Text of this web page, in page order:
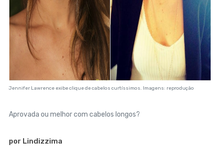
Jennifer Lawrence exibe clique de cabelos curtíssimos. Imagens: reprodução
Aprovada ou melhor com cabelos longos?
por Lindizzima